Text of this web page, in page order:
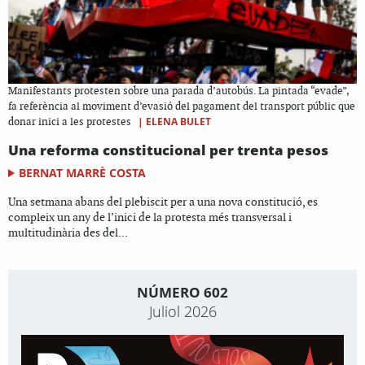
Manifestants protesten sobre una parada d’autobús. La pintada “evade”,
fa referència al moviment d’evasió del pagament del transport públic que
donar inici a les protestes
| ELENA BULET
Una reforma constitucional per trenta pesos
BERNAT MARRÈ COSTA
Una setmana abans del plebiscit per a una nova constitució, es
compleix un any de l’inici de la protesta més transversal i
multitudinària des del...
NÚMERO 602
Juliol 2026